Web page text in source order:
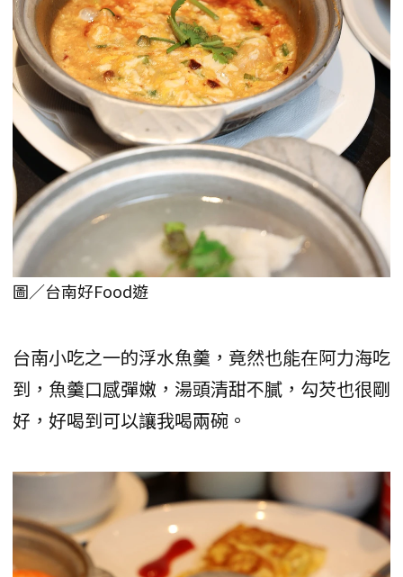
圖／台南好Food遊
台南小吃之一的浮水魚羹，竟然也能在阿力海吃
到，魚羹口感彈嫩，湯頭清甜不膩，勾芡也很剛
好，好喝到可以讓我喝兩碗。